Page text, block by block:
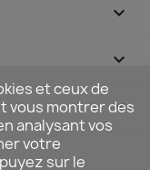


keyboard_arrow_down
et ceux de
vous montrer des
analysant vos
votre
sur le